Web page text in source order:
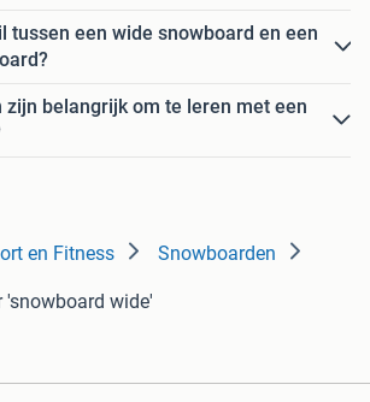
tussen een wide snowboard en een
zijn belangrijk om te leren met een
en Fitness Snowboarden
'snowboard wide'